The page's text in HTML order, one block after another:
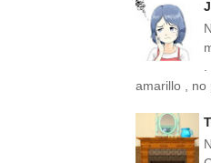
amarillo , no